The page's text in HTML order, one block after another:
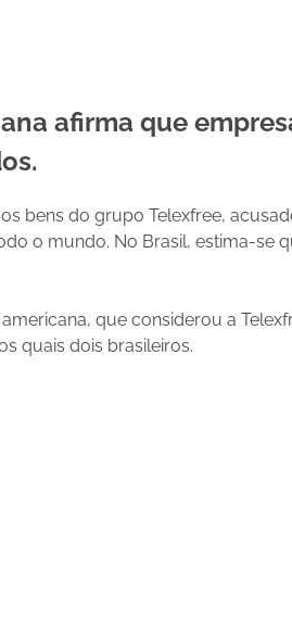
afirma que
bens do grupo Telexfree,
o mundo. No Brasil, estima-se
que considerou a
quais dois brasileiros.